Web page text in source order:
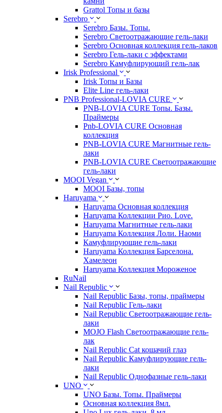
Grattol Топы и базы
Serebro
Serebro Базы. Топы.
Serebro Светоотражающие гель-лаки
Serebro Основная коллекция гель-лаков
Serebro Гель-лаки с эффектами
Serebro Камуфлирующий гель-лак
Irisk Professional
Irisk Топы и Базы
Elite Line гель-лаки
PNB Professional-LOVIA CURE
PNB-LOVIA CURE Топы. Базы.
Праймеры
Pnb-LOVIA CURE Основная
коллекция
PNB-LOVIA CURE Магнитные гель-
лаки
PNB-LOVIA CURE Cветоотражающие
гель-лаки
MOOI Vegan
MOOI Базы, топы
Haruyama
Haruyama Основная коллекция
Haruyama Коллекции Рио. Love.
Haruyama Магнитные гель-лаки
Haruyama Коллекция Лоли. Наоми
Камуфлирующие гель-лаки
Haruyama Коллекция Барселона.
Хамелеон
Haruyama Коллекция Мороженое
RuNail
Nail Republic
Nail Republic Базы, топы, праймеры
Nail Republic Гель-лаки
Nail Republic Светоотражающие гель-
лаки
MOJO Flash Светоотражающие гель-
лак
Nail Republic Cat кошачий глаз
Nail Republic Камуфлирующие гель-
лаки
Nail Republic Однофазные гель-лаки
UNO
UNO Базы. Топы. Праймеры
Основная коллекция 8мл.